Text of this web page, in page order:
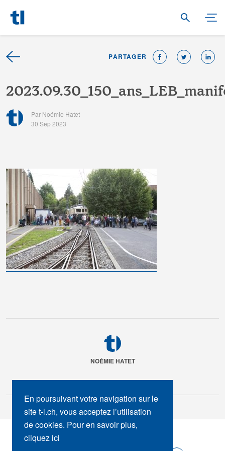
PARTAGER
2023.09.30 150 ans LEB manif
Par Noémie Hatet
30 Sep 2023
NOÉMIE HATET
En poursuivant votre navigation sur le
site t-l.ch, vous acceptez l’utilisation
de cookies. Pour en savoir plus,
cliquez ici